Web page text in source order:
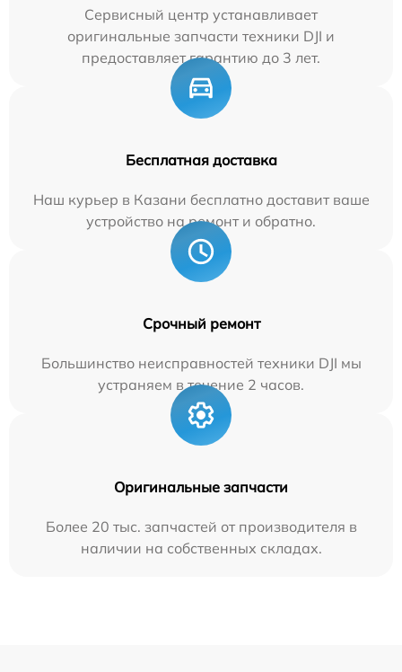
Сервисный центр устанавливает
оригинальные запчасти техники DJI и
предоставляет гарантию до 3 лет.
Бесплатная доставка
Наш курьер в Казани бесплатно доставит ваше
устройство на ремонт и обратно.
Срочный ремонт
Большинство неисправностей техники DJI мы
устраняем в течение 2 часов.
Оригинальные запчасти
Более 20 тыс. запчастей от производителя в
наличии на собственных складах.